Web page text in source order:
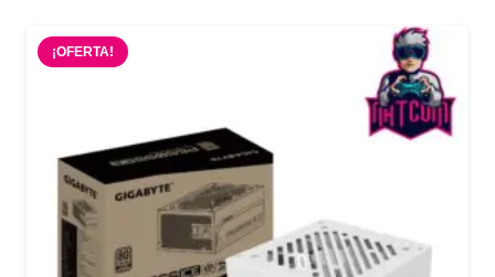
$114.900.
¡OFERTA!